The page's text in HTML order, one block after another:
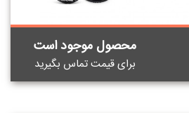
محصول موجود است
برای قيمت تماس بگيريد